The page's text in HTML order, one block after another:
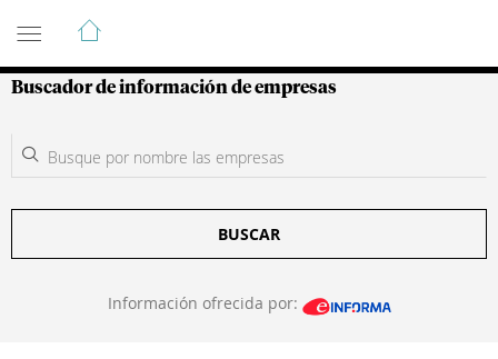
Guía de Empresas Colombianas
Buscador de información de empresas
BUSCAR
Información ofrecida por: